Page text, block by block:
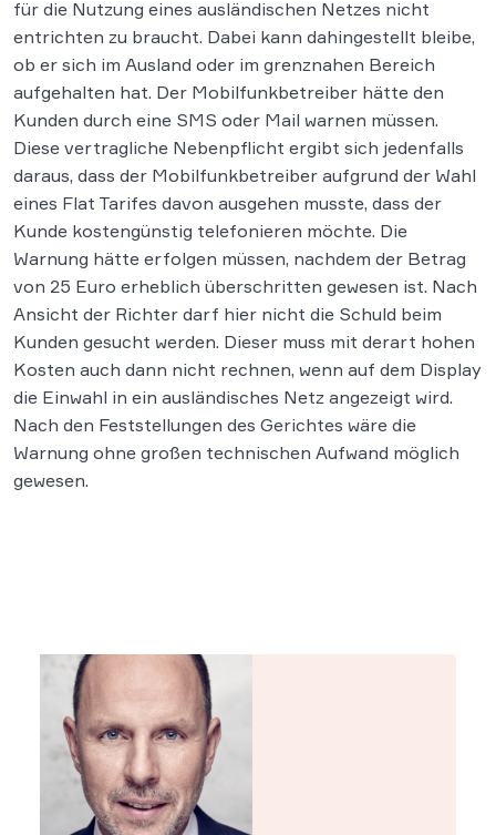
für die Nutzung eines ausländischen Netzes nicht
entrichten zu braucht. Dabei kann dahingestellt bleibe,
ob er sich im Ausland oder im grenznahen Bereich
aufgehalten hat. Der Mobilfunkbetreiber hätte den
Kunden durch eine SMS oder Mail warnen müssen.
Diese vertragliche Nebenpflicht ergibt sich jedenfalls
daraus, dass der Mobilfunkbetreiber aufgrund der Wahl
eines Flat Tarifes davon ausgehen musste, dass der
Kunde kostengünstig telefonieren möchte. Die
Warnung hätte erfolgen müssen, nachdem der Betrag
von 25 Euro erheblich überschritten gewesen ist. Nach
Ansicht der Richter darf hier nicht die Schuld beim
Kunden gesucht werden. Dieser muss mit derart hohen
Kosten auch dann nicht rechnen, wenn auf dem Display
die Einwahl in ein ausländisches Netz angezeigt wird.
Nach den Feststellungen des Gerichtes wäre die
Warnung ohne großen technischen Aufwand möglich
gewesen.